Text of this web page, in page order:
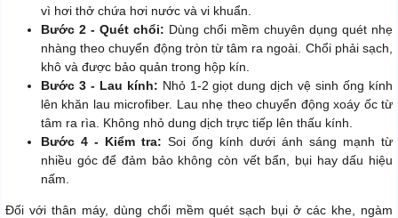
vì hơi thở chứa hơi nước và vi khuẩn.
Bước 2 - Quét chổi: Dùng chổi mềm chuyên dụng quét nhẹ
nhàng theo chuyển động tròn từ tâm ra ngoài. Chổi phải sạch,
khô và được bảo quản trong hộp kín.
Bước 3 - Lau kính: Nhỏ 1-2 giọt dung dịch vệ sinh ống kính
lên khăn lau microfiber. Lau nhẹ theo chuyển động xoáy ốc từ
tâm ra rìa. Không nhỏ dung dịch trực tiếp lên thấu kính.
Bước 4 - Kiểm tra: Soi ống kính dưới ánh sáng mạnh từ
nhiều góc để đảm bảo không còn vết bẩn, bụi hay dấu hiệu
nấm.
Đối với thân máy, dùng chổi mềm quét sạch bụi ở các khe, ngàm